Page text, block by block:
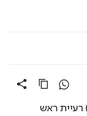
לאחר דחייה של יומיים, חתמה היום (רביעי) רעיית ראש